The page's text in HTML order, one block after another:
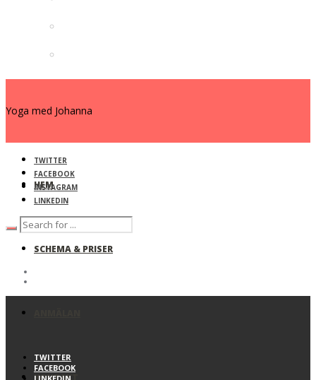
Yoga med Johanna
HEM
SCHEMA & PRISER
KONTAKT
TWITTER
FACEBOOK
INSTAGRAM
LINKEDIN
TWITTER
FACEBOOK